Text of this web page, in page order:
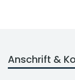
Anschrift &